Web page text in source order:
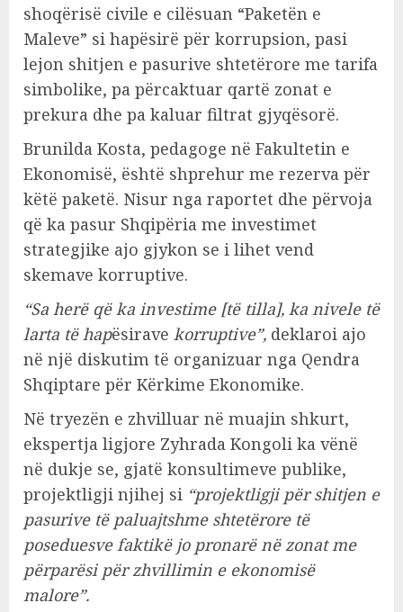
shoqërisë civile e cilësuan “Paketën e
Maleve” si hapësirë për korrupsion, pasi
lejon shitjen e pasurive shtetërore me tarifa
simbolike, pa përcaktuar qartë zonat e
prekura dhe pa kaluar filtrat gjyqësorë.
Brunilda Kosta, pedagoge në Fakultetin e
Ekonomisë, është shprehur me rezerva për
këtë paketë. Nisur nga raportet dhe përvoja
që ka pasur Shqipëria me investimet
strategjike ajo gjykon se i lihet vend
skemave korruptive.
“Sa herë që ka investime [të tilla], ka nivele të
larta të hapësirave korruptive”, deklaroi ajo
në një diskutim të organizuar nga Qendra
Shqiptare për Kërkime Ekonomike.
Në tryezën e zhvilluar në muajin shkurt,
ekspertja ligjore Zyhrada Kongoli ka vënë
në dukje se, gjatë konsultimeve publike,
projektligji njihej si “projektligji për shitjen e
pasurive të paluajtshme shtetërore të
poseduesve faktikë jo pronarë në zonat me
përparësi për zhvillimin e ekonomisë
malore”.